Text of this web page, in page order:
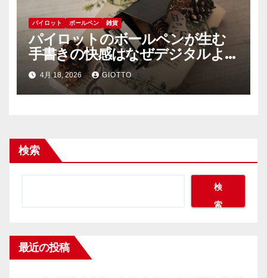
パイロット ボールペン 雑貨
パイロットのボールペンが生む
手書きの快感はなぜデジタルよ
りも人を熱狂させるのか
4月 18, 2026 GIOTTO
検索
検
索
最近の投稿